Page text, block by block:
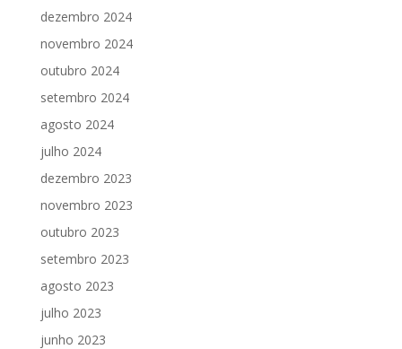
dezembro 2024
novembro 2024
outubro 2024
setembro 2024
agosto 2024
julho 2024
dezembro 2023
novembro 2023
outubro 2023
setembro 2023
agosto 2023
julho 2023
junho 2023